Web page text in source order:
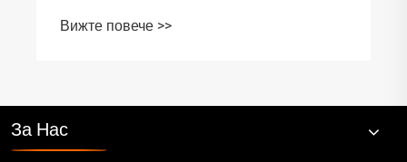
Вижте повече >>
За Нас